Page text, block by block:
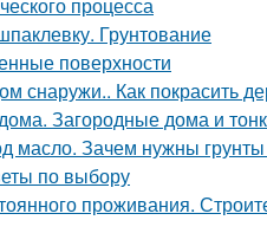
Грунтование
поверхности
снаружи.. Как покрасить
Загородные дома и
масло. Зачем нужны
по выбору
проживания.